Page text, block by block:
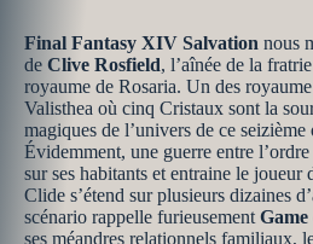
Final Fantasy XIV Salvation nous
de Clive Rosfield, l’aînée de la
royaume de Rosaria. Un des
Valisthea où cinq Cristaux sont la
magiques de l’univers de ce seizième
Évidemment, une guerre entre l’ordre
sur ses habitants et entraine le joueur
Clide s’étend sur plusieurs dizaines
scénario rappelle furieusement
ses méandres relationnels familiaux,